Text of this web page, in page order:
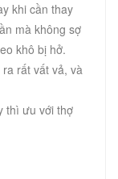
khi cần thay
mà không sợ
khô bị hở.
rất vất vả, và
thì ưu với thợ